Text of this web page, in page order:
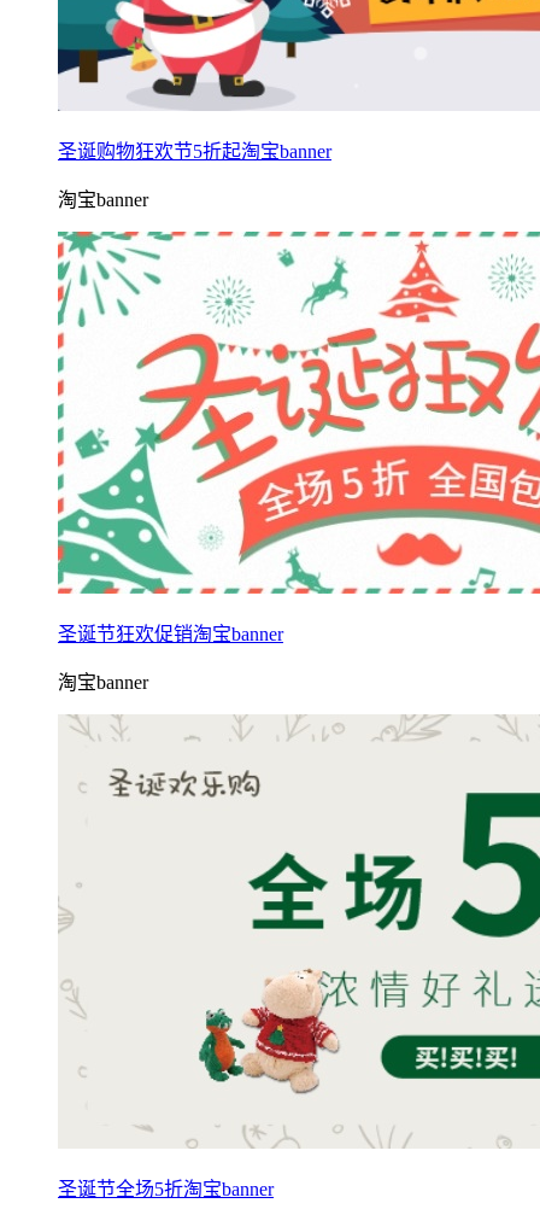
圣诞购物狂欢节5折起淘宝banner
淘宝banner
圣诞节狂欢促销淘宝banner
淘宝banner
圣诞节全场5折淘宝banner